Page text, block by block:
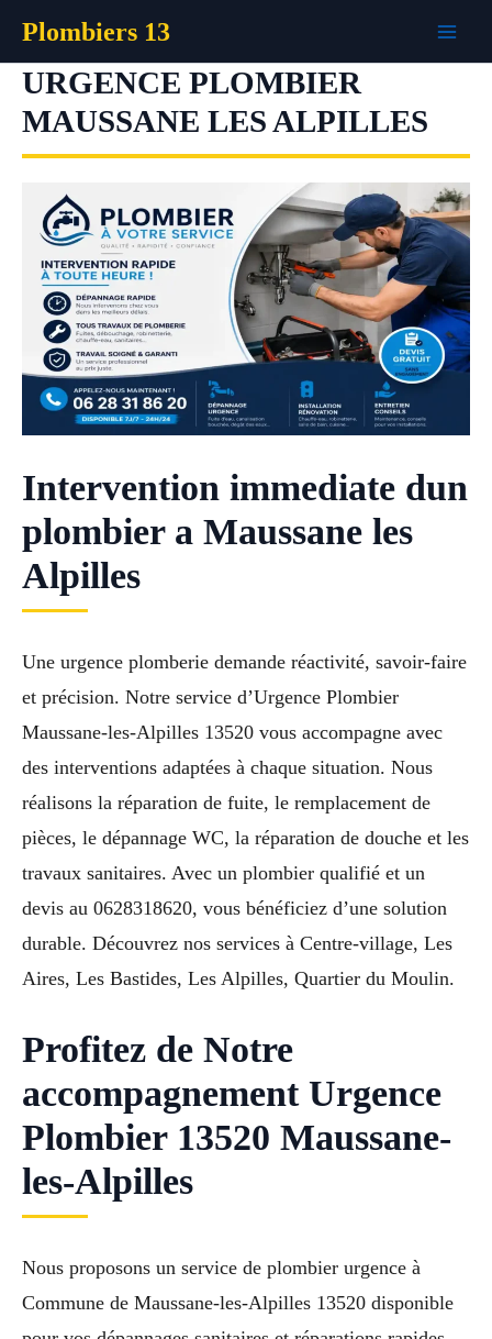
contenu
Plombiers 13
URGENCE PLOMBIER
MAUSSANE LES ALPILLES
Intervention immediate dun
plombier a Maussane les
Alpilles
Une urgence plomberie demande réactivité, savoir-faire
et précision. Notre service d’Urgence Plombier
Maussane-les-Alpilles 13520 vous accompagne avec
des interventions adaptées à chaque situation. Nous
réalisons la réparation de fuite, le remplacement de
pièces, le dépannage WC, la réparation de douche et les
travaux sanitaires. Avec un plombier qualifié et un
devis au 0628318620, vous bénéficiez d’une solution
durable. Découvrez nos services à Centre-village, Les
Aires, Les Bastides, Les Alpilles, Quartier du Moulin.
Profitez de Notre
accompagnement Urgence
Plombier 13520 Maussane-
les-Alpilles
Nous proposons un service de plombier urgence à
Commune de Maussane-les-Alpilles 13520 disponible